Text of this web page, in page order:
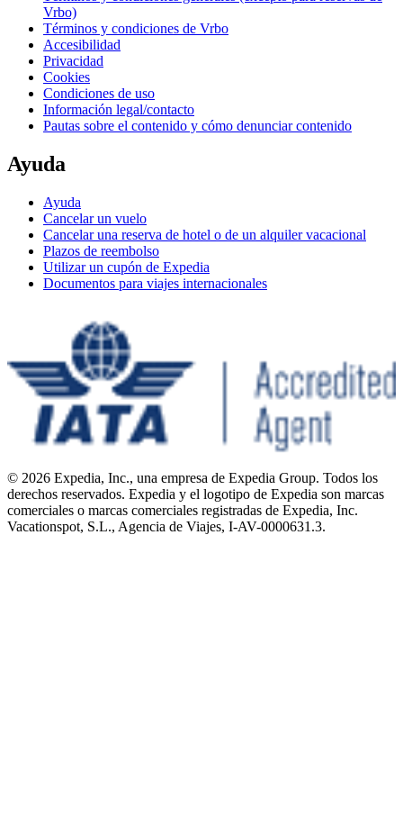
Vrbo)
Términos y condiciones de Vrbo
Accesibilidad
Privacidad
Cookies
Condiciones de uso
Información legal/contacto
Pautas sobre el contenido y cómo denunciar contenido
Ayuda
Ayuda
Cancelar un vuelo
Cancelar una reserva de hotel o de un alquiler vacacional
Plazos de reembolso
Utilizar un cupón de Expedia
Documentos para viajes internacionales
© 2026 Expedia, Inc., una empresa de Expedia Group. Todos los
derechos reservados. Expedia y el logotipo de Expedia son marcas
comerciales o marcas comerciales registradas de Expedia, Inc.
Vacationspot, S.L., Agencia de Viajes, I-AV-0000631.3.